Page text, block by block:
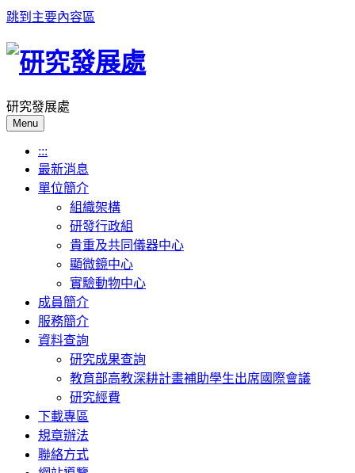
跳到主要內容區
研究發展處
Menu
:::
最新消息
單位簡介
組織架構
研發行政組
貴重及共同儀器中心
顯微鏡中心
實驗動物中心
成員簡介
服務簡介
資料查詢
研究成果查詢
教育部高教深耕計畫補助學生出席國際會議
研究經費
下載專區
規章辦法
聯絡方式